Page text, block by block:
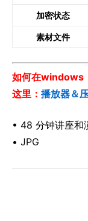
加密状态
素材文件
如何在windows
这里： 播放器＆
• 48 分钟讲座和
• JPG